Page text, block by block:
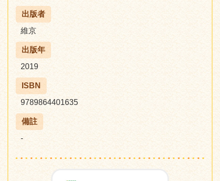
出版者
維京
出版年
2019
ISBN
9789864401635
備註
-